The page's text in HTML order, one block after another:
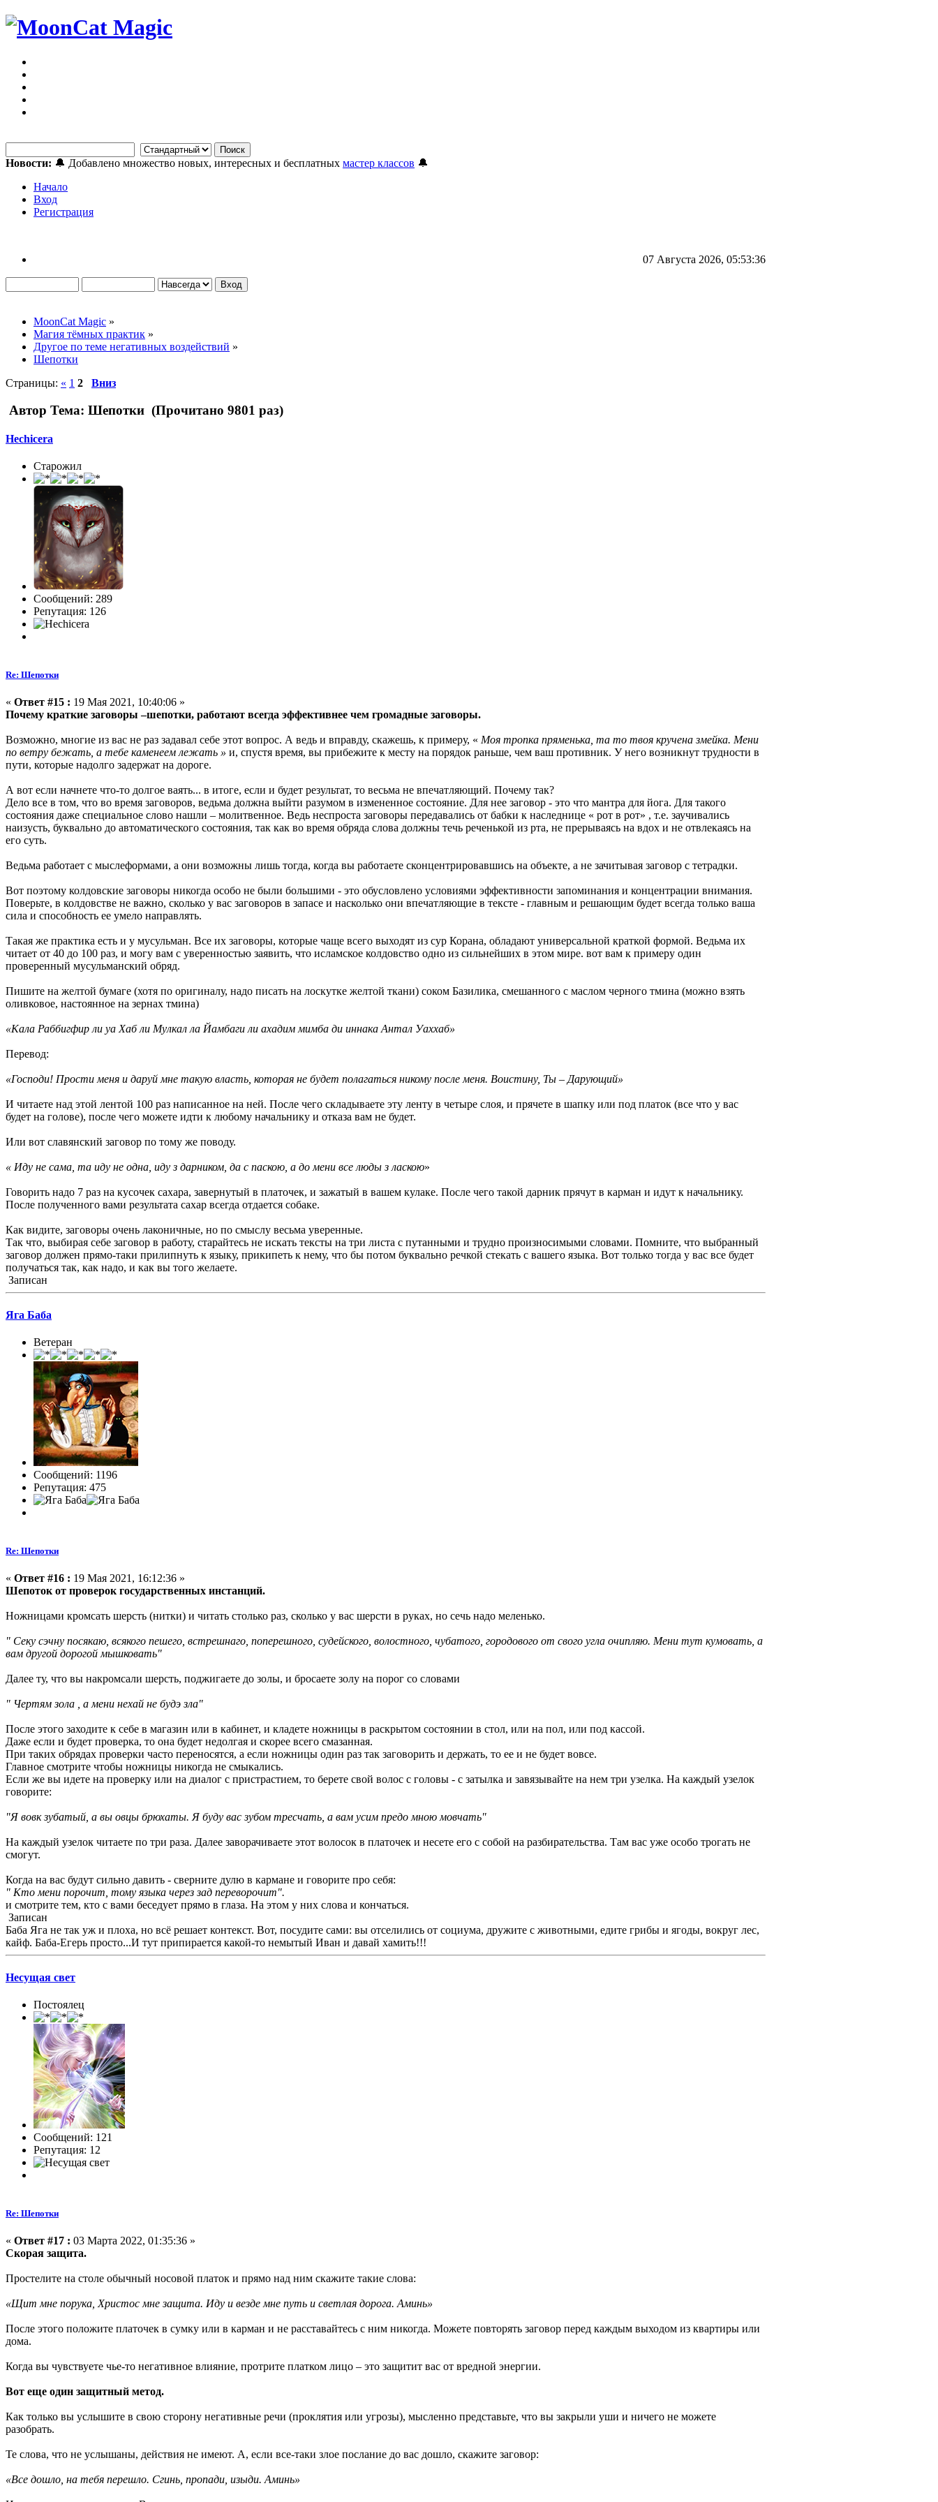
Новости: 🔔 Добавлено множество новых, интересных и бесплатных мастер классов 🔔
Начало
Вход
Регистрация
07 Августа 2026, 05:53:36
MoonCat Magic »
Магия тёмных практик »
Другое по теме негативных воздействий »
Шепотки
Страницы: « 1 2 Вниз
Автор Тема: Шепотки (Прочитано 9801 раз)
Hechicera
Старожил
Сообщений: 289
Репутация: 126
Re: Шепотки
« Ответ #15 : 19 Мая 2021, 10:40:06 »
Почему краткие заговоры –шепотки, работают всегда эффективнее чем громадные заговоры.
Возможно, многие из вас не раз задавал себе этот вопрос. А ведь и вправду, скажешь, к примеру, « Моя тропка пряменька, та то твоя кручена змейка. Мени
по ветру бежать, а тебе каменеем лежать » и, спустя время, вы прибежите к месту на порядок раньше, чем ваш противник. У него возникнут трудности в
пути, которые надолго задержат на дороге.
А вот если начнете что-то долгое ваять... в итоге, если и будет результат, то весьма не впечатляющий. Почему так?
Дело все в том, что во время заговоров, ведьма должна выйти разумом в измененное состояние. Для нее заговор - это что мантра для йога. Для такого
состояния даже специальное слово нашли – молитвенное. Ведь неспроста заговоры передавались от бабки к наследнице « рот в рот» , т.е. заучивались
наизусть, буквально до автоматического состояния, так как во время обряда слова должны течь реченькой из рта, не прерываясь на вдох и не отвлекаясь на
его суть.
Ведьма работает с мыслеформами, а они возможны лишь тогда, когда вы работаете сконцентрировавшись на объекте, а не зачитывая заговор с тетрадки.
Вот поэтому колдовские заговоры никогда особо не были большими - это обусловлено условиями эффективности запоминания и концентрации внимания.
Поверьте, в колдовстве не важно, сколько у вас заговоров в запасе и насколько они впечатляющие в тексте - главным и решающим будет всегда только ваша
сила и способность ее умело направлять.
Такая же практика есть и у мусульман. Все их заговоры, которые чаще всего выходят из сур Корана, обладают универсальной краткой формой. Ведьма их
читает от 40 до 100 раз, и могу вам с уверенностью заявить, что исламское колдовство одно из сильнейших в этом мире. вот вам к примеру один
проверенный мусульманский обряд.
Пишите на желтой бумаге (хотя по оригиналу, надо писать на лоскутке желтой ткани) соком Базилика, смешанного с маслом черного тмина (можно взять
оливковое, настоянное на зернах тмина)
«Кала Раббигфир ли уа Хаб ли Мулкал ла Йамбаги ли ахадим мимба ди иннака Антал Уаххаб»
Перевод:
«Господи! Прости меня и даруй мне такую власть, которая не будет полагаться никому после меня. Воистину, Ты – Дарующий»
И читаете над этой лентой 100 раз написанное на ней. После чего складываете эту ленту в четыре слоя, и прячете в шапку или под платок (все что у вас
будет на голове), после чего можете идти к любому начальнику и отказа вам не будет.
Или вот славянский заговор по тому же поводу.
« Иду не сама, та иду не одна, иду з дарником, да с паскою, а до мени все люды з ласкою»
Говорить надо 7 раз на кусочек сахара, завернутый в платочек, и зажатый в вашем кулаке. После чего такой дарник прячут в карман и идут к начальнику.
После полученного вами результата сахар всегда отдается собаке.
Как видите, заговоры очень лаконичные, но по смыслу весьма уверенные.
Так что, выбирая себе заговор в работу, старайтесь не искать тексты на три листа с путанными и трудно произносимыми словами. Помните, что выбранный
заговор должен прямо-таки прилипнуть к языку, прикипеть к нему, что бы потом буквально речкой стекать с вашего языка. Вот только тогда у вас все будет
получаться так, как надо, и как вы того желаете.
Записан
Яга Баба
Ветеран
Сообщений: 1196
Репутация: 475
Re: Шепотки
« Ответ #16 : 19 Мая 2021, 16:12:36 »
Шепоток от проверок государственных инстанций.
Ножницами кромсать шерсть (нитки) и читать столько раз, сколько у вас шерсти в руках, но сечь надо меленько.
" Секу сэчну посякаю, всякого пешего, встрешнаго, поперешного, судейского, волостного, чубатого, городового от свого угла очипляю. Мени тут кумовать, а
вам другой дорогой мышковать"
Далее ту, что вы накромсали шерсть, поджигаете до золы, и бросаете золу на порог со словами
" Чертям зола , а мени нехай не будэ зла"
После этого заходите к себе в магазин или в кабинет, и кладете ножницы в раскрытом состоянии в стол, или на пол, или под кассой.
Даже если и будет проверка, то она будет недолгая и скорее всего смазанная.
При таких обрядах проверки часто переносятся, а если ножницы один раз так заговорить и держать, то ее и не будет вовсе.
Главное смотрите чтобы ножницы никогда не смыкались.
Если же вы идете на проверку или на диалог с пристрастием, то берете свой волос с головы - с затылка и завязывайте на нем три узелка. На каждый узелок
говорите:
"Я вовк зубатый, а вы овцы брюхаты. Я буду вас зубом тресчать , а вам усим предо мною мовчать"
На каждый узелок читаете по три раза. Далее заворачиваете этот волосок в платочек и несете его с собой на разбирательства. Там вас уже особо трогать не
смогут.
Когда на вас будут сильно давить - сверните дулю в кармане и говорите про себя:
" Кто мени порочит, тому языка через зад переворочит".
и смотрите тем, кто с вами беседует прямо в глаза. На этом у них слова и кончаться.
Записан
Баба Яга не так уж и плоха, но всё решает контекст. Вот, посудите сами: вы отселились от социума, дружите с животными, едите грибы и ягоды, вокруг лес,
кайф. Баба-Егерь просто...И тут припирается какой-то немытый Иван и давай хамить!!!
Несущая свет
Постоялец
Сообщений: 121
Репутация: 12
Re: Шепотки
« Ответ #17 : 03 Марта 2022, 01:35:36 »
Скорая защита.
Простелите на столе обычный носовой платок и прямо над ним скажите такие слова:
«Щит мне порука, Христос мне защита. Иду и везде мне путь и светлая дорога. Аминь»
После этого положите платочек в сумку или в карман и не расставайтесь с ним никогда. Можете повторять заговор перед каждым выходом из квартиры или
дома.
Когда вы чувствуете чье-то негативное влияние, протрите платком лицо – это защитит вас от вредной энергии.
Вот еще один защитный метод.
Как только вы услышите в свою сторону негативные речи (проклятия или угрозы), мысленно представьте, что вы закрыли уши и ничего не можете
разобрать.
Те слова, что не услышаны, действия не имеют. А, если все-таки злое послание до вас дошло, скажите заговор:
«Все дошло, на тебя перешло. Сгинь, пропади, изыди. Аминь»